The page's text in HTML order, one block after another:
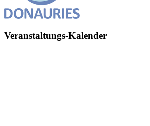
Veranstaltungs-Kalender